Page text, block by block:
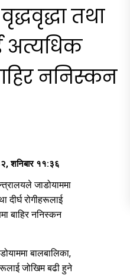
तथा
अत्यधिक
ननिस्कन
शनिबार ११:३६
जाडोयाममा
दीर्घ रोगीहरूलाई
बाहिर ननिस्कन
बालबालिका,
जोखिम बढी हुने